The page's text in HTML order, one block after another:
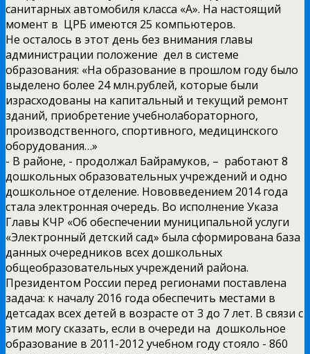
санитарных автомобиля класса «А». На настоящий
момент в ЦРБ имеются 25 компьютеров.
Не осталось в этот день без внимания главы
администрации положение дел в системе
образования: «На образование в прошлом году было
выделено более 24 млн.рублей, которые были
израсходованы на капитальный и текущий ремонт
зданий, приобретение учебно­лабораторного,
производственного, спортивного, медицинского
оборудования…»
­- В районе, -­ продолжал Байрамуков, – ­ работают 8
дошкольных образовательных учреждений и одно
дошкольное отделение. Нововведением 2014 года
стала электронная очередь. Во исполнение Указа
Главы КЧР «Об обеспечении муниципальной услуги
«Электронный детский сад» была сформирована база
данных очередников всех дошкольных
общеобразовательных учреждений района.
Президентом России перед регионами поставлена
задача: к началу 2016 года обеспечить местами в
детсадах всех детей в возрасте от 3 до 7 лет. В связи с
этим могу сказать, если в очереди на дошкольное
образование в 2011­-2012 учебном году стояло -­ 860